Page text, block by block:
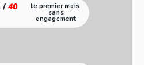
/40
le premier mois
sans
engagement